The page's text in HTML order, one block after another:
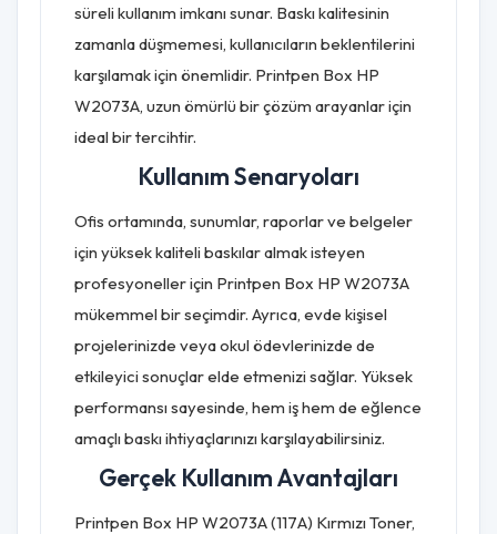
süreli kullanım imkanı sunar. Baskı kalitesinin
zamanla düşmemesi, kullanıcıların beklentilerini
karşılamak için önemlidir. Printpen Box HP
W2073A, uzun ömürlü bir çözüm arayanlar için
ideal bir tercihtir.
Kullanım Senaryoları
Ofis ortamında, sunumlar, raporlar ve belgeler
için yüksek kaliteli baskılar almak isteyen
profesyoneller için Printpen Box HP W2073A
mükemmel bir seçimdir. Ayrıca, evde kişisel
projelerinizde veya okul ödevlerinizde de
etkileyici sonuçlar elde etmenizi sağlar. Yüksek
performansı sayesinde, hem iş hem de eğlence
amaçlı baskı ihtiyaçlarınızı karşılayabilirsiniz.
Gerçek Kullanım Avantajları
Printpen Box HP W2073A (117A) Kırmızı Toner,